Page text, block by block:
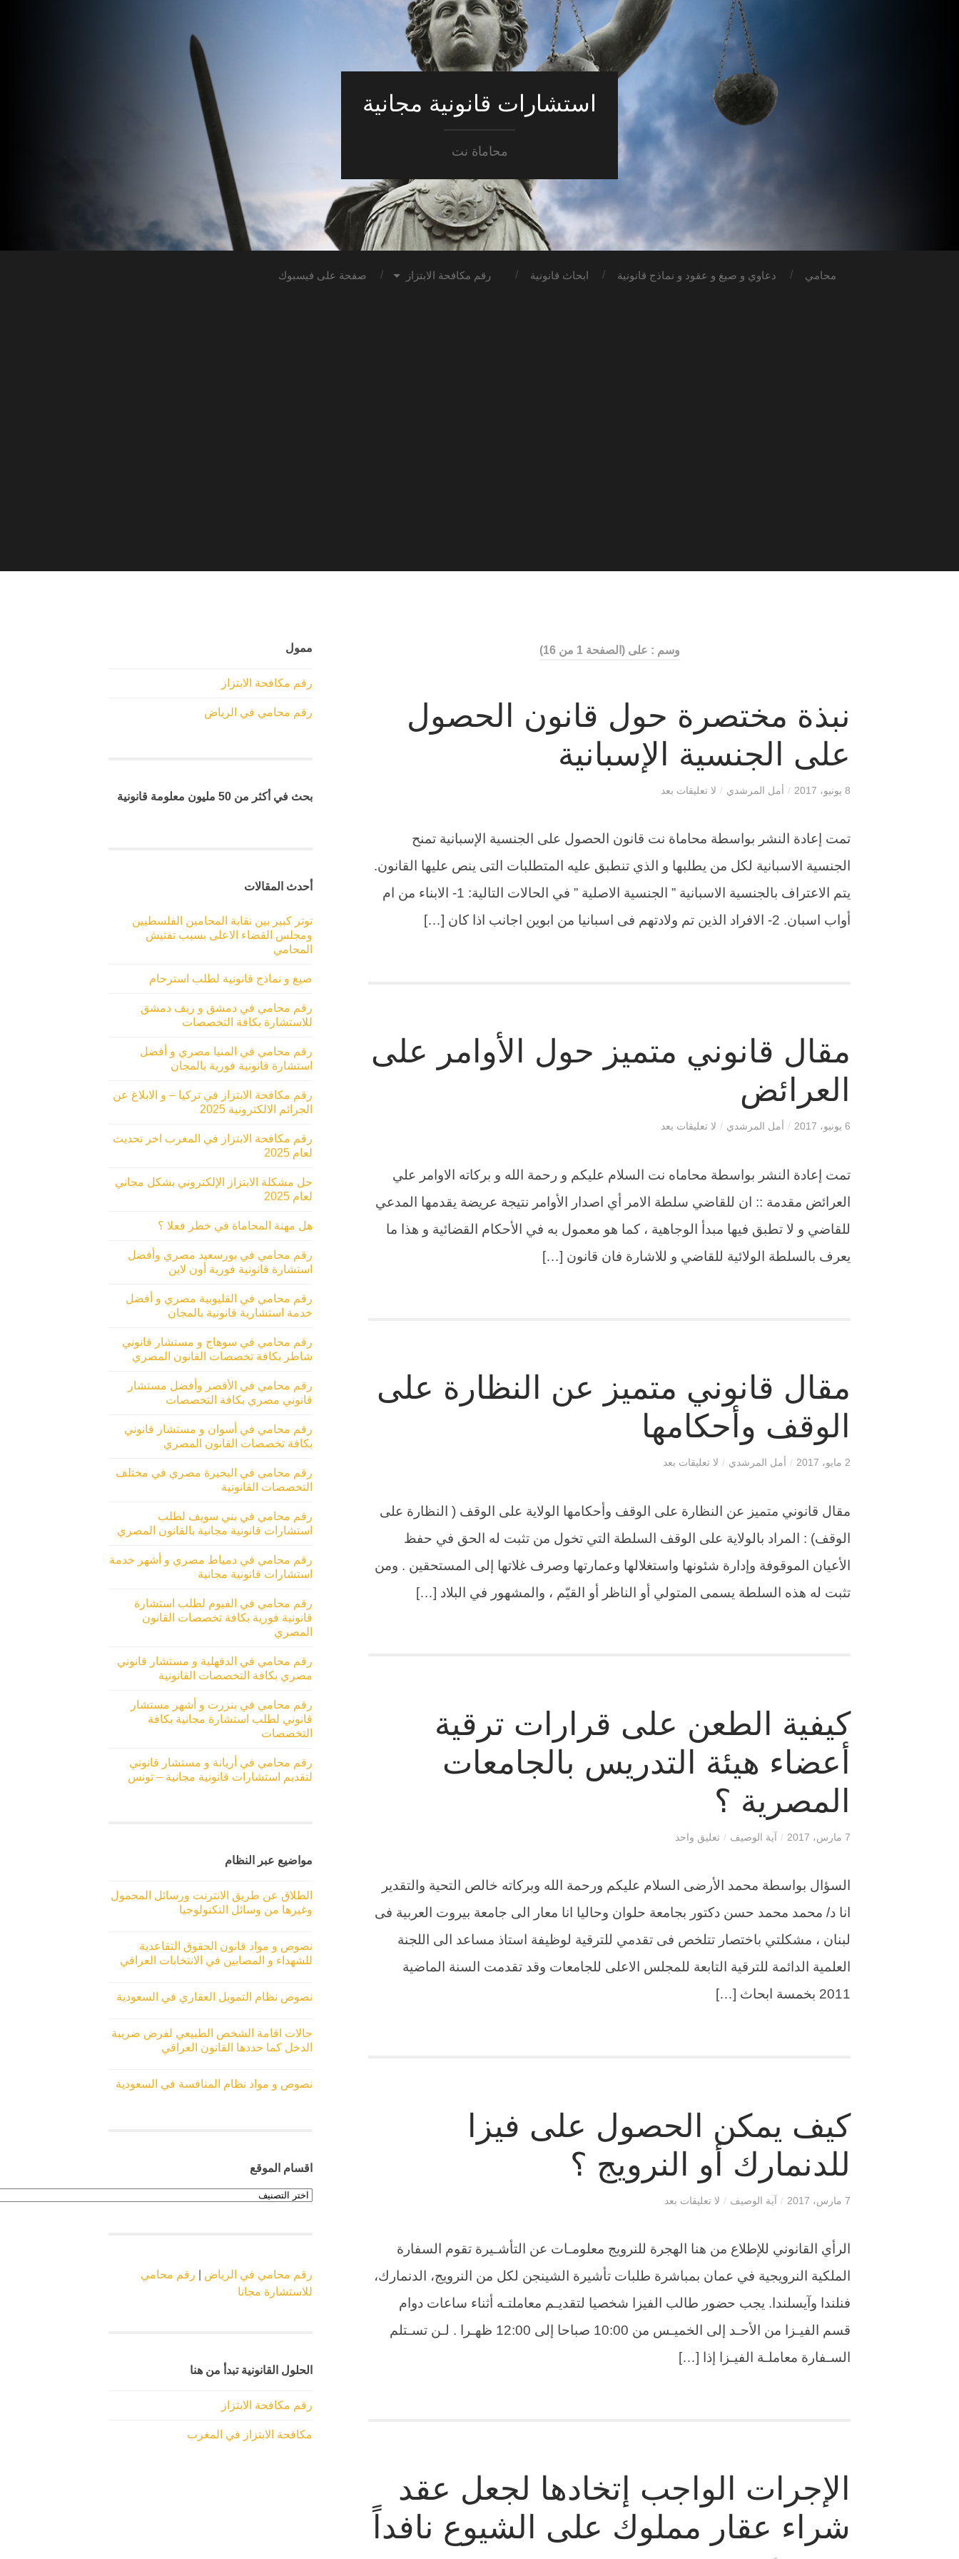
استشارات قانونية مجانية
محاماة نت
محامي دعاوي و صيغ و عقود و نماذج قانونية ابحاث قانونية رقم مكافحة الابتزاز صفحة على فيسبوك
وسم : على(الصفحة 1 من 16)
نبذة مختصرة حول قانون الحصول
على الجنسية الإسبانية
8 يونيو، 2017 / أمل المرشدي / لا تعليقات بعد
تمت إعادة النشر بواسطة محاماة نت قانون الحصول على الجنسية الإسبانية تمنح
الجنسية الاسبانية لكل من يطلبها و الذي تنطبق عليه المتطلبات التى ينص عليها القانون.
يتم الاعتراف بالجنسية الاسبانية ” الجنسية الاصلية ” في الحالات التالية: 1- الابناء من ام
أواب اسبان. 2- الافراد الذين تم ولادتهم فى اسبانيا من ابوين اجانب اذا كان […]
مقال قانوني متميز حول الأوامر على
العرائض
6 يونيو، 2017 / أمل المرشدي / لا تعليقات بعد
تمت إعادة النشر بواسطة محاماه نت السلام عليكم و رحمة الله و بركاته الاوامر علي
العرائض مقدمة :: ان للقاضي سلطة الامر أي اصدار الأوامر نتيجة عريضة يقدمها المدعي
للقاضي و لا تطبق فيها مبدأ الوجاهية ، كما هو معمول به في الأحكام القضائية و هذا ما
يعرف بالسلطة الولائية للقاضي و للاشارة فان قانون […]
مقال قانوني متميز عن النظارة على
الوقف وأحكامها
2 مايو، 2017 / أمل المرشدي / لا تعليقات بعد
مقال قانوني متميز عن النظارة على الوقف وأحكامها الولاية على الوقف ( النظارة على
الوقف) : المراد بالولاية على الوقف السلطة التي تخول من تثبت له الحق في حفظ
الأعيان الموقوفة وإدارة شئونها واستغلالها وعمارتها وصرف غلاتها إلى المستحقين . ومن
تثبت له هذه السلطة يسمى المتولي أو الناظر أو القيّم ، والمشهور في البلاد […]
كيفية الطعن على قرارات ترقية
أعضاء هيئة التدريس بالجامعات
المصرية ؟
7 مارس، 2017 / آية الوصيف / تعليق واحد
السؤال بواسطة محمد الأرضى السلام عليكم ورحمة الله وبركاته خالص التحية والتقدير
انا د/ محمد محمد حسن دكتور بجامعة حلوان وحاليا انا معار الى جامعة بيروت العربية فى
لبنان ، مشكلتي باختصار تتلخص فى تقدمي للترقية لوظيفة استاذ مساعد الى اللجنة
العلمية الدائمة للترقية التابعة للمجلس الاعلى للجامعات وقد تقدمت السنة الماضية
2011 بخمسة ابحاث […]
كيف يمكن الحصول على فيزا
للدنمارك أو النرويج ؟
7 مارس، 2017 / آية الوصيف / لا تعليقات بعد
الرأي القانوني للإطلاع من هنا الهجرة للنرويج معلومـات عن التأشـيرة تقوم السفارة
الملكية النرويجية في عمان بمباشرة طلبات تأشيرة الشينجن لكل من النرويج، الدنمارك،
فنلندا وآيسلندا. يجب حضور طالب الفيزا شخصيا لتقديـم معاملتـه أثناء ساعات دوام
قسم الفيـزا من الأحـد إلى الخميـس من 10:00 صباحا إلى 12:00 ظهـرا . لـن تسـتلم
السـفارة معاملـة الفيـزا إذا […]
الإجرات الواجب إتخادها لجعل عقد
شراء عقار مملوك على الشيوع نافداً
ممول
رقم مكافحة الابتزاز
رقم محامي في الرياض
بحث في أكثر من 50 مليون معلومة قانونية
أحدث المقالات
توتر كبير بين نقابة المحامين الفلسطيين
ومجلس القضاء الاعلى بسبب تفتيش
المحامي
صيغ و نماذج قانونية لطلب استرحام
رقم محامي في دمشق و ريف دمشق
للاستشارة بكافة التخصصات
رقم محامي في المنيا مصري و أفضل
استشارة قانونية فورية بالمجان
رقم مكافحة الابتزاز في تركيا – و الابلاغ عن
الجرائم الالكترونية 2025
رقم مكافحة الابتزاز في المغرب اخر تحديث
لعام 2025
حل مشكلة الابتزاز الإلكتروني بشكل مجاني
لعام 2025
هل مهنة المحاماة في خطر فعلا ؟
رقم محامي في بورسعيد مصري وأفضل
استشارة قانونية فورية أون لاين
رقم محامي في القليوبية مصري و أفضل
خدمة استشارية قانونية بالمجان
رقم محامي في سوهاج و مستشار قانوني
شاطر بكافة تخصصات القانون المصري
رقم محامي في الأقصر وأفضل مستشار
قانوني مصري بكافة التخصصات
رقم محامي في أسوان و مستشار قانوني
بكافة تخصصات القانون المصري
رقم محامي في البحيرة مصري في مختلف
التخصصات القانونية
رقم محامي في بني سويف لطلب
استشارات قانونية مجانية بالقانون المصري
رقم محامي في دمياط مصري و أشهر خدمة
استشارات قانونية مجانية
رقم محامي في الفيوم لطلب استشارة
قانونية فورية بكافة تخصصات القانون
المصري
رقم محامي في الدقهلية و مستشار قانوني
مصري بكافة التخصصات القانونية
رقم محامي في بنزرت و أشهر مستشار
قانوني لطلب استشارة مجانية بكافة
التخصصات
رقم محامي في أريانة و مستشار قانوني
لتقديم استشارات قانونية مجانية – تونس
مواضيع عبر النظام
الطلاق عن طريق الانترنت ورسائل المحمول
وغيرها من وسائل التكنولوجيا
نصوص و مواد قانون الحقوق التقاعدية
للشهداء و المصابين في الانتخابات العراقي
نصوص نظام التمويل العقاري في السعودية
حالات اقامة الشخص الطبيعي لفرض ضريبة
الدخل كما حددها القانون العراقي
نصوص و مواد نظام المنافسة في السعودية
اقسام الموقع
اقسام
الموقع
رقم محامي في الرياض
رقم محامي
للاستشارة مجانا
الحلول القانونية تبدأ من هنا
رقم مكافحة الابتزاز
مكافحة الابتزاز في المغرب